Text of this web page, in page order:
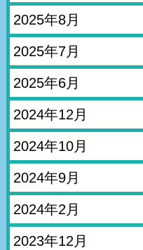
2025年8月
2025年7月
2025年6月
2024年12月
2024年10月
2024年9月
2024年2月
2023年12月